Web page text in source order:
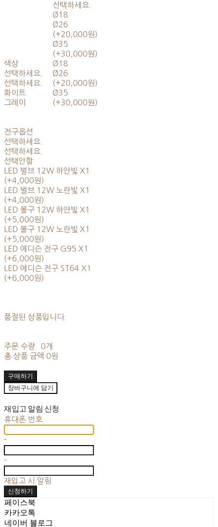
색상
선택하세요.
선택하세요.
화이트
그레이
선택하세요.
Ø18
Ø26
(+20,000원)
Ø35
(+30,000원)
Ø18
Ø26
(+20,000원)
Ø35
(+30,000원)
전구옵션
선택하세요.
선택하세요.
선택안함
LED 벌브 12W 하얀빛 X1
(+4,000원)
LED 벌브 12W 노란빛 X1
(+4,000원)
LED 볼구 12W 하얀빛 X1
(+5,000원)
LED 볼구 12W 노란빛 X1
(+5,000원)
LED 에디슨 전구 G95 X1
(+6,000원)
LED 에디슨 전구 ST64 X1
(+6,000원)
품절된 상품입니다.
주문 수량
0개
총 상품 금액 0원
구매하기
장바구니에 담기
재입고 알림 신청
휴대폰 번호
-
-
재입고 시 알림
신청하기
페이스북
카카오톡
네이버 블로그